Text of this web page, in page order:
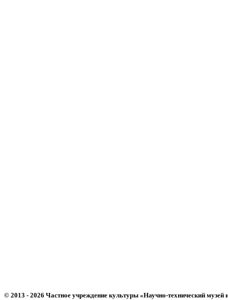
© 2013 - 2026 Частное учреждение культуры «Научно-технический музей